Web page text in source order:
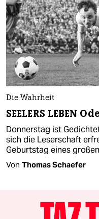
Die Wahrheit
SEELERS LEBEN
Donnerstag ist
sich die Leserschaft
Geburtstag eines
Von Thomas Schaefer